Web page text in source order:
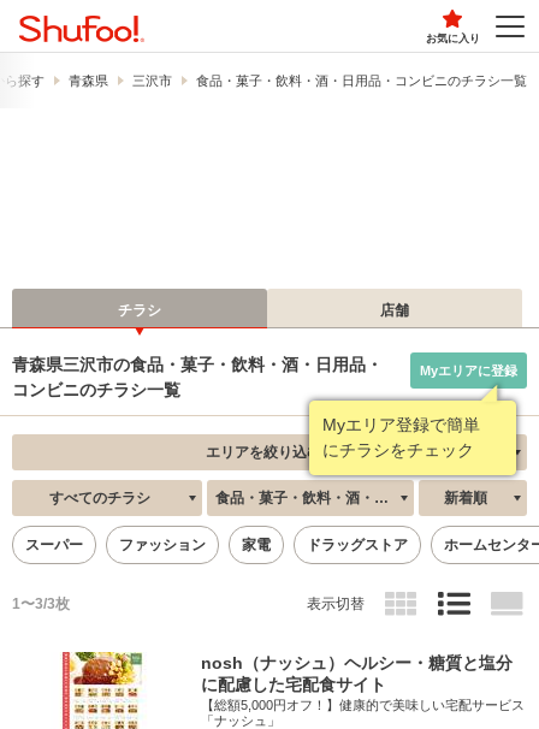
お気に入り
ら探す 青森県 三沢市 食品・菓子・飲料・酒・日用品・コンビニのチラシ一覧
チラシ 店舗
青森県三沢市の食品・菓子・飲料・酒・日用品・
コンビニのチラシ一覧
Myエリア登録で簡単
にチラシをチェック
Myエリアに登録
エリアを絞り込む
すべてのチラシ 食品・菓子・飲料・酒・日用品・コンビニ 新着順
スーパー ファッション 家電 ドラッグストア ホームセンタ
1〜3/3枚 表示切替
nosh（ナッシュ）ヘルシー・糖質と塩分
に配慮した宅配食サイト
【総額5,000円オフ！】健康的で美味しい宅配サービス
「ナッシュ」